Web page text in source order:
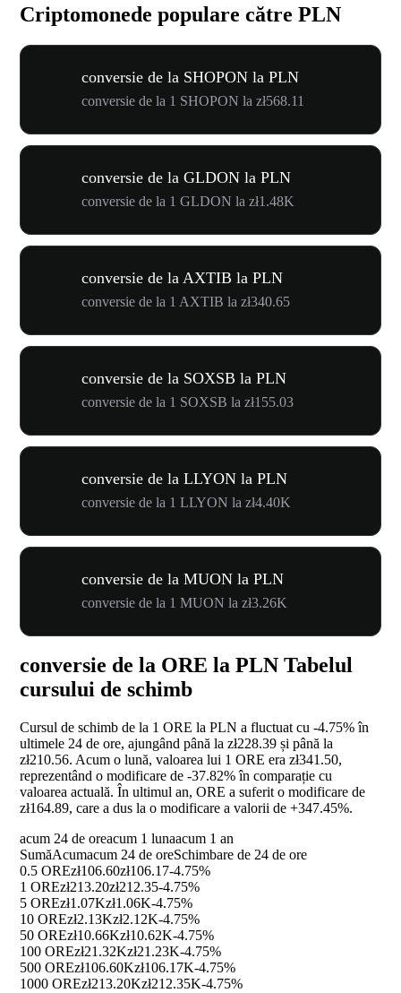
Criptomonede populare către PLN
conversie de la SHOPON la PLN
conversie de la 1 SHOPON la zł568.11
conversie de la GLDON la PLN
conversie de la 1 GLDON la zł1.48K
conversie de la AXTIB la PLN
conversie de la 1 AXTIB la zł340.65
conversie de la SOXSB la PLN
conversie de la 1 SOXSB la zł155.03
conversie de la LLYON la PLN
conversie de la 1 LLYON la zł4.40K
conversie de la MUON la PLN
conversie de la 1 MUON la zł3.26K
conversie de la ORE la PLN Tabelul
cursului de schimb
Cursul de schimb de la 1 ORE la PLN a fluctuat cu -4.75%în
ultimele 24 de ore, ajungând până la zł228.39 și până la
zł210.56. Acum o lună, valoarea lui 1 ORE era zł341.50,
reprezentând o modificare de -37.82%în comparație cu
valoarea actuală. În ultimul an, ORE a suferit o modificare de
zł164.89, care a dus la o modificare a valorii de +347.45%.
acum 24 de oreacum 1 lunaacum 1 an
SumăAcumacum 24 de oreSchimbare de 24 de ore
0.5 OREzł106.60zł106.17-4.75%
1 OREzł213.20zł212.35-4.75%
5 OREzł1.07Kzł1.06K-4.75%
10 OREzł2.13Kzł2.12K-4.75%
50 OREzł10.66Kzł10.62K-4.75%
100 OREzł21.32Kzł21.23K-4.75%
500 OREzł106.60Kzł106.17K-4.75%
1000 OREzł213.20Kzł212.35K-4.75%